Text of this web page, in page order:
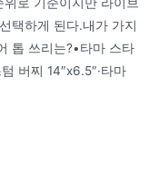
택하게 된다.내가 가지
톱 쓰리는?•타마 스타
버찌 14″x6.5″·타마